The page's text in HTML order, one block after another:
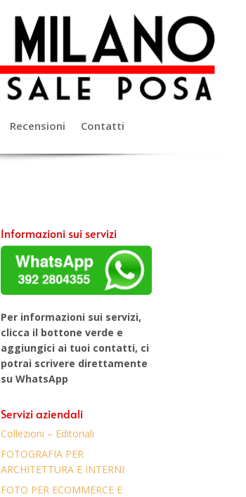
Recensioni Contatti
Informazioni sui servizi
Per informazioni sui servizi,
clicca il bottone verde e
aggiungici ai tuoi contatti, ci
potrai scrivere direttamente
su WhatsApp
Servizi aziendali
Collezioni – Editoriali
FOTOGRAFIA PER
ARCHITETTURA E INTERNI
FOTO PER ECOMMERCE E